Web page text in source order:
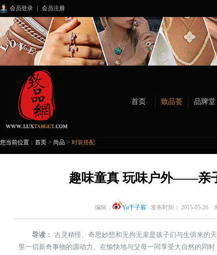
会员登录 会员注册
首页 致品荟 品牌堂
您当前位置： 首页 > 尚品 > 时装搭配
趣味童真 玩味户外——亲
编辑： Yu于子宸 发布时间： 2015-05-26
导读： 古灵精怪、奇思妙想和无拘无束是孩子们与生俱来的
里一切新奇事物的源动力。在愉快地与父母一同享受大自然的同